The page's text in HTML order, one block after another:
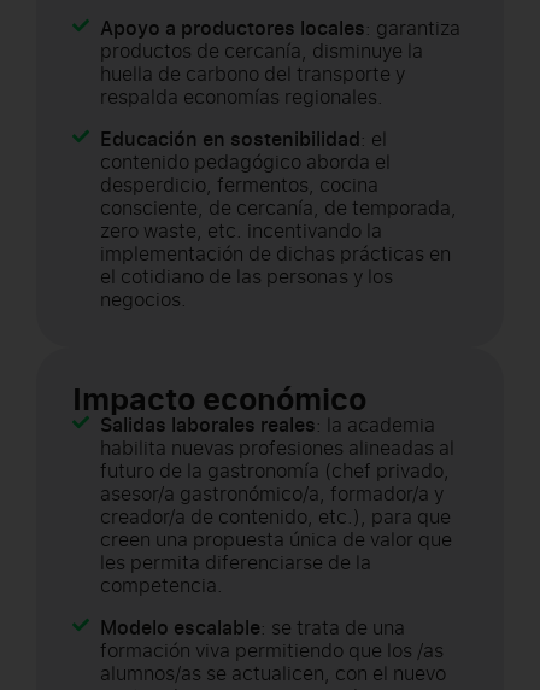
Apoyo a productores locales: garantiza
productos de cercanía, disminuye la
huella de carbono del transporte y
respalda economías regionales.
Educación en sostenibilidad: el
contenido pedagógico aborda el
desperdicio, fermentos, cocina
consciente, de cercanía, de temporada,
zero waste, etc. incentivando la
implementación de dichas prácticas en
el cotidiano de las personas y los
negocios.
Impacto económico
Salidas laborales reales: la academia
habilita nuevas profesiones alineadas al
futuro de la gastronomía (chef privado,
asesor/a gastronómico/a, formador/a y
creador/a de contenido, etc.), para que
creen una propuesta única de valor que
les permita diferenciarse de la
competencia.
Modelo escalable: se trata de una
formación viva permitiendo que los /as
alumnos/as se actualicen, con el nuevo